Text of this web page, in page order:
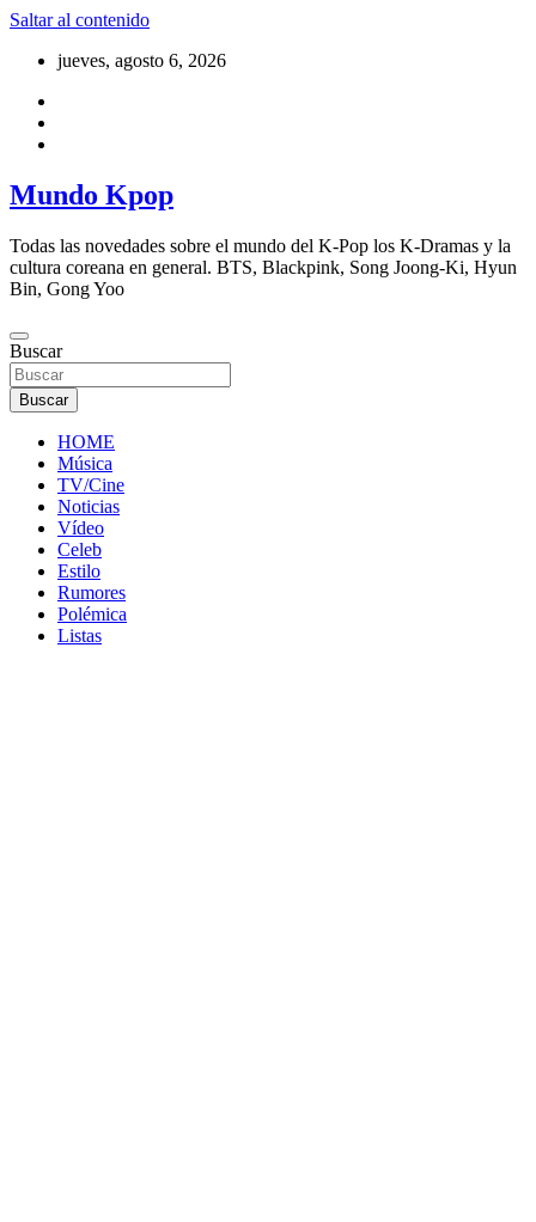
Saltar al contenido
jueves, agosto 6, 2026
Mundo Kpop
Todas las novedades sobre el mundo del K-Pop los K-Dramas y la
cultura coreana en general. BTS, Blackpink, Song Joong-Ki, Hyun
Bin, Gong Yoo
Buscar
Buscar
HOME
Música
TV/Cine
Noticias
Vídeo
Celeb
Estilo
Rumores
Polémica
Listas